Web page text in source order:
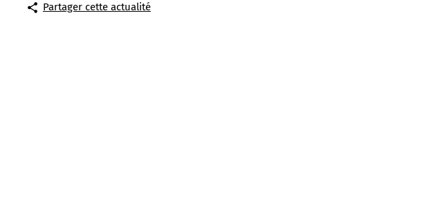
Partager cette actualité